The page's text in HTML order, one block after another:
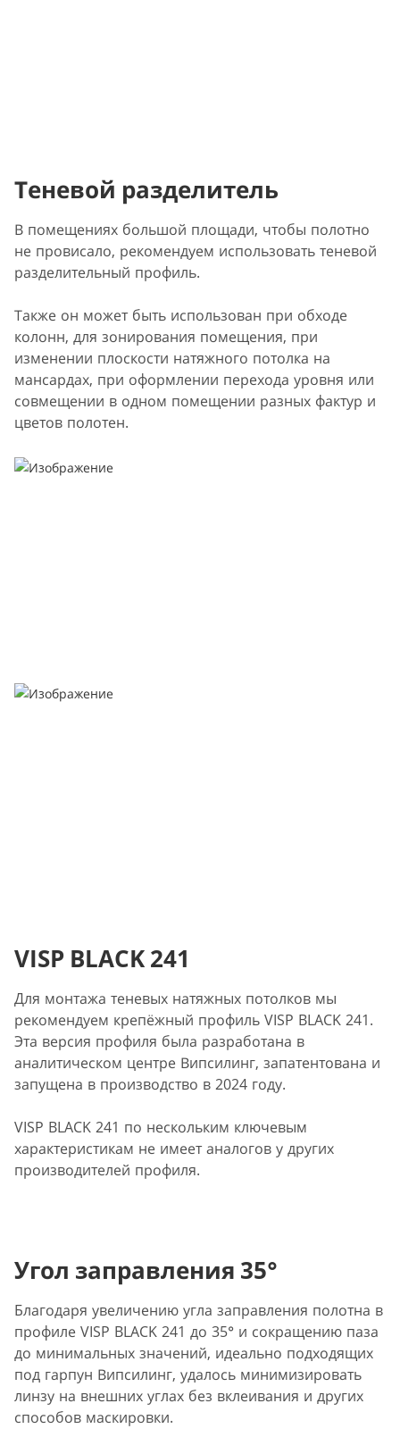
Теневой разделитель
В помещениях большой площади, чтобы полотно
не провисало, рекомендуем использовать теневой
разделительный профиль.
Также он может быть использован при обходе
колонн, для зонирования помещения, при
изменении плоскости натяжного потолка на
мансардах, при оформлении перехода уровня или
совмещении в одном помещении разных фактур и
цветов полотен.
VISP BLACK 241
Для монтажа теневых натяжных потолков мы
рекомендуем крепёжный профиль VISP BLACK 241.
Эта версия профиля была разработана в
аналитическом центре Випсилинг, запатентована и
запущена в производство в 2024 году.
VISP BLACK 241 по нескольким ключевым
характеристикам не имеет аналогов у других
производителей профиля.
Угол заправления 35°
Благодаря увеличению угла заправления полотна в
профиле VISP BLACK 241 до 35° и сокращению паза
до минимальных значений, идеально подходящих
под гарпун Випсилинг, удалось минимизировать
линзу на внешних углах без вклеивания и других
способов маскировки.